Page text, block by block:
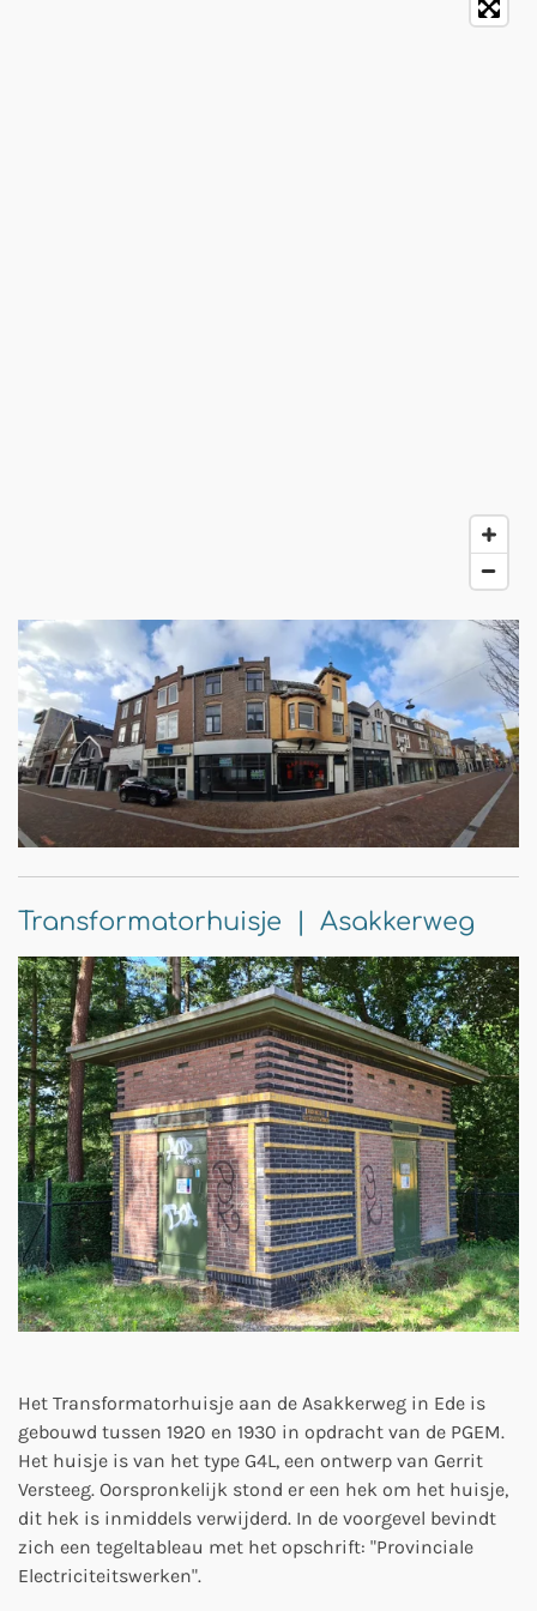
Transformatorhuisje | Asakkerweg
Het Transformatorhuisje aan de Asakkerweg in Ede is
gebouwd tussen 1920 en 1930 in opdracht van de PGEM.
Het huisje is van het type G4L, een ontwerp van Gerrit
Versteeg. Oorspronkelijk stond er een hek om het huisje,
dit hek is inmiddels verwijderd. In de voorgevel bevindt
zich een tegeltableau met het opschrift: "Provinciale
Electriciteitswerken".